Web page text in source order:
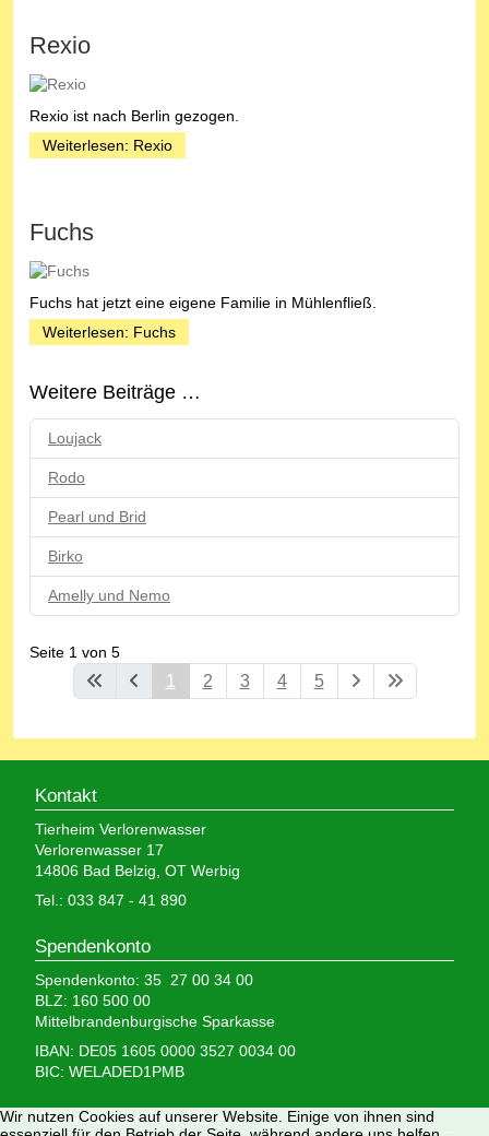
Rexio
Rexio ist nach Berlin gezogen.
Weiterlesen: Rexio
Fuchs
Fuchs hat jetzt eine eigene Familie in Mühlenfließ.
Weiterlesen: Fuchs
Weitere Beiträge …
Loujack
Rodo
Pearl und Brid
Birko
Amelly und Nemo
Seite 1 von 5
1 2 3 4 5
Kontakt
Tierheim Verlorenwasser
Verlorenwasser 17
14806 Bad Belzig, OT Werbig
Tel.: 033 847 - 41 890
Spendenkonto
Spendenkonto: 35 27 00 34 00
BLZ: 160 500 00
Mittelbrandenburgische Sparkasse
IBAN: DE05 1605 0000 3527 0034 00
BIC: WELADED1PMB
Wir brauchen Ihre Hilfe,
Wir nutzen Cookies auf unserer Website. Einige von ihnen sind